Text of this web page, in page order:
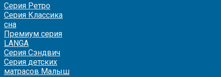
Серия Ретро
Серия Классика
сна
Премиум серия
LANGA
Серия Сэндвич
Серия детских
матрасов Малыш